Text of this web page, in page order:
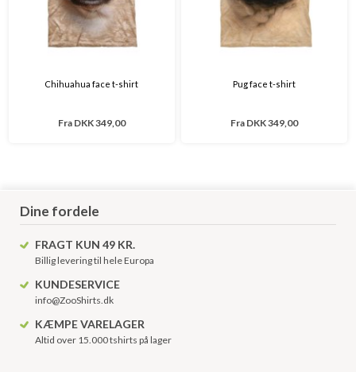
Chihuahua face t-shirt
Fra DKK 349,00
Pug face t-shirt
Fra DKK 349,00
Dine fordele
FRAGT KUN 49 KR.
Billig levering til hele Europa
KUNDESERVICE
info@ZooShirts.dk
KÆMPE VARELAGER
Altid over 15.000 tshirts på lager